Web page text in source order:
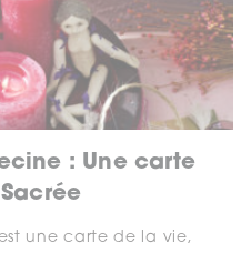
: Une carte
une carte de la vie,